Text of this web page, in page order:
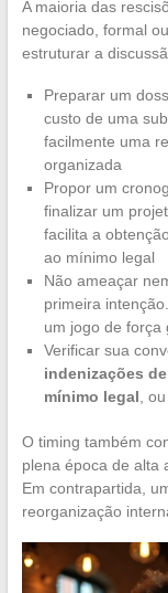
A maioria das
negociado, formal
estruturar a
Preparar um
custo de uma
facilmente uma
organizada
Propor um
finalizar um
facilita a
ao mínimo legal
Não ameaçar
primeira
um jogo de força
Verificar sua
indenizações
mínimo legal ,
O timing também
plena época de alta
Em contrapartida,
reorganização